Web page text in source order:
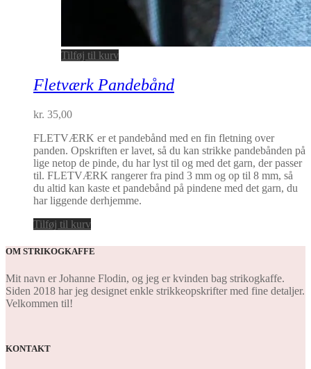
Tilføj til kurv
Fletværk Pandebånd
kr. 35,00
FLETVÆRK er et pandebånd med en fin fletning over
panden. Opskriften er lavet, så du kan strikke pandebånden på
lige netop de pinde, du har lyst til og med det garn, der passer
til. FLETVÆRK rangerer fra pind 3 mm og op til 8 mm, så
du altid kan kaste et pandebånd på pindene med det garn, du
har liggende derhjemme.
Tilføj til kurv
OM STRIKOGKAFFE
Mit navn er Johanne Flodin, og jeg er kvinden bag strikogkaffe.
Siden 2018 har jeg designet enkle strikkeopskrifter med fine detaljer.
Velkommen til!
KONTAKT